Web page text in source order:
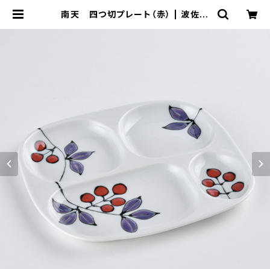
南天 四つ切プレート（赤） | 波佐見